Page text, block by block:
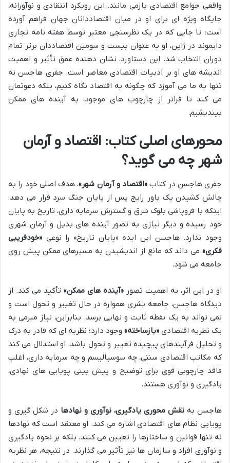
واقعی جوامع اقتصادی بازمی مانند. این رویکرد انتقادی و نوآورانه،
جایگاه ویژه ای برای او در میان اقتصاددانان جهان فراهم آورده
است؛ تا جایی که در یک نظرسنجی معتبر توسط هفته نامه تجاری
دایموند در ژاپن، او به عنوان بیست و سومین اقتصاددان برتر تمام
دوران انتخاب شد. این دستاورد، نشان دهنده عمق تأثیر و اهمیت
اندیشه های او بر ادبیات اقتصادی معاصر است. جفری هاجسن نه
تنها به ما می آموزد که چگونه به اقتصاد نگاه کنیم، بلکه دعوتمان
می کند تا فراتر از چارچوب های موجود، به آینده های ممکن
بیندیشیم.
محورهای اصلی کتاب: اقتصاد و آرمان
شهر چه می گوید؟
جفری هاجسن در کتاب «اقتصاد و آرمان شهر»، هدف اصلی خود را به
چالش کشیدن یک باور رایج پس از پایان جنگ سرد قرار می دهد:
اینکه با فروپاشی بلوک شرق و گسترش سرمایه داری، تاریخ به پایان
خود رسیده و دیگر نیازی به تصور آینده های بدیل و آرمان شهری
وجود ندارد. هاجسن این ایده «پایان تاریخ» را نوعی «خودفریبی
فکری» می داند که مانع از اندیشیدن به مسیرهای ممکن پیش روی
جامعه می شود.
او در این اثر، به اهمیت تصور «آینده های ممکن» تأکید می کند. از
دیدگاه هاجسن، جامعه بشری همواره در حال تغییر و تحول است و
نمی تواند به یک نقطه ثابت و نهایی برسد. بنابراین، نیاز مبرمی به
یک نظریه اقتصادی «بازساخته» وجود دارد؛ نظریه ای که قادر به درک
و تحلیل فرآیندهای پیچیده تغییر و تحول باشد. او استدلال می کند
که مکاتب اقتصادی سنتی، چه سوسیالیسم و چه سرمایه داری، اغلب
فاقد چارچوبی قوی برای توضیح و پیش بینی پویایی های نهادی،
یادگیری و نوآوری هستند.
هاجسن به نقش محوری یادگیری، نوآوری و نهادها در شکل گیری و
پویایی نظام های اقتصادی اشاره می کند. او معتقد است که نهادها
نه تنها قوانین و ساختارها را تعیین می کنند، بلکه بر نحوه یادگیری
و نوآوری افراد و سازمان ها نیز تأثیر می گذارند. در نتیجه، هر نظریه